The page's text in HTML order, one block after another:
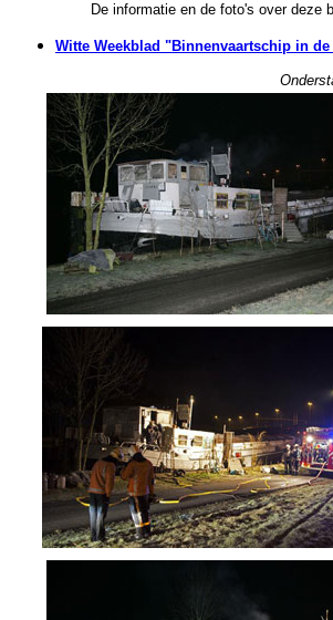
De informatie en de foto's over deze
Witte Weekblad "Binnenvaartschip in